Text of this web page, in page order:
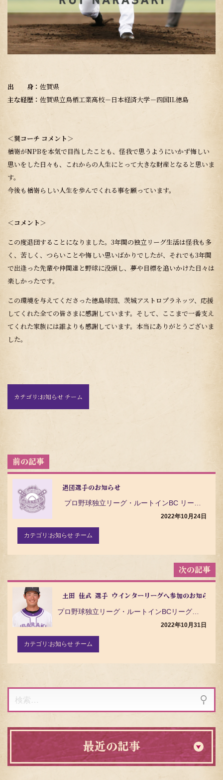
出 身： 佐賀県
主な経歴： 佐賀県立鳥栖工業高校－日本経済大学－四国IL徳島
＜巽コーチ コメント＞
楢嵜がNPBを本気で目指したことも、怪我で思うようにいかず悔しい
思いをした日々も、これからの人生にとって大きな財産となると思いま
す。
今後も楢嵜らしい人生を歩んでくれる事を願っています。
＜コメント＞
この度退団することになりました。3年間の独立リーグ生活は怪我も多
く、苦しく、つらいことや悔しい思いばかりでしたが、それでも3年間
で出逢った先輩や仲間達と野球に没頭し、夢や目標を追いかけた日々は
楽しかったです。
この環境を与えてくださった徳島球団、茨城アストロプラネッツ、応援
してくれた全ての皆さまに感謝しています。そして、ここまで一番支え
てくれた家族には誰よりも感謝しています。本当にありがとうございま
した。
カテゴリ:お知らせ チーム
投
稿
ナ
退団選手のお知らせ
2022年10月24日
カテゴリ:お知らせ チーム
土田 佳武 選手 ウインターリーグへ参加のお知らせ
2022年10月31日
カテゴリ:お知らせ チーム
検
索:
最近の記事